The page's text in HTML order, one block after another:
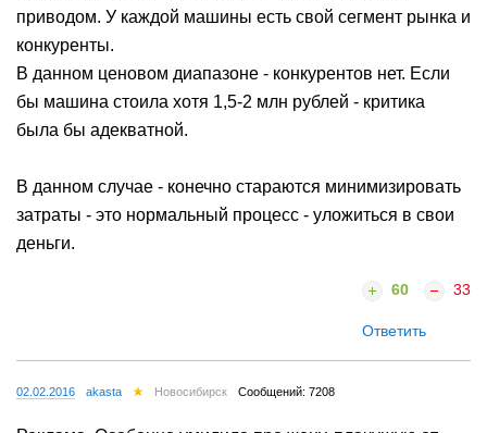
приводом. У каждой машины есть свой сегмент рынка и
конкуренты.
В данном ценовом диапазоне - конкурентов нет. Если
бы машина стоила хотя 1,5-2 млн рублей - критика
была бы адекватной.
В данном случае - конечно стараются минимизировать
затраты - это нормальный процесс - уложиться в свои
деньги.
60 33
Ответить
02.02.2016 akasta Новосибирск Сообщений: 7208